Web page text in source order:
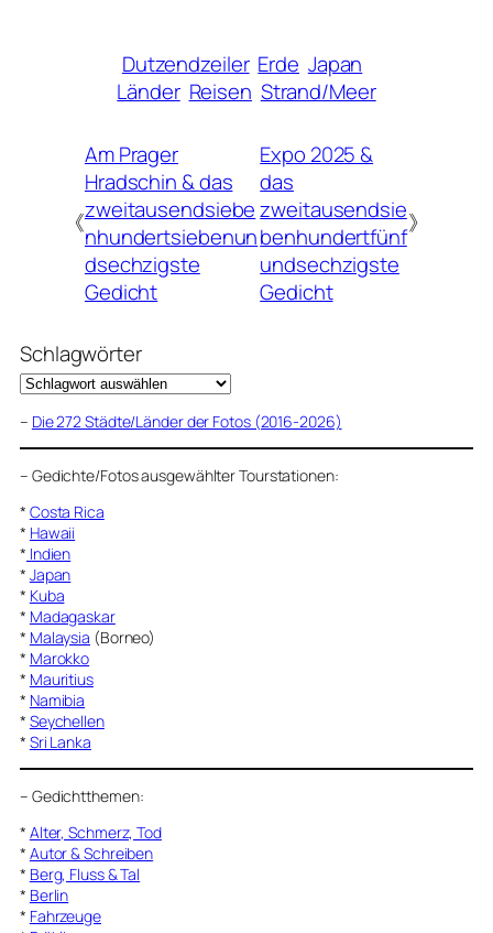
Dutzendzeiler Erde Japan
Länder Reisen Strand/Meer
《
Am Prager
Hradschin & das
zweitausendsiebe
nhundertsiebenun
dsechzigste
Gedicht
Expo 2025 &
das
zweitausendsie
benhundertfünf
undsechzigste
Gedicht
》
Schlagwörter
– Die 272 Städte/Länder der Fotos (2016-2026)
– Gedichte/Fotos ausgewählter Tourstationen:
* Costa Rica
* Hawaii
* Indien
* Japan
* Kuba
* Madagaskar
* Malaysia (Borneo)
* Marokko
* Mauritius
* Namibia
* Seychellen
* Sri Lanka
– Gedichtthemen:
* Alter, Schmerz, Tod
* Autor & Schreiben
* Berg, Fluss & Tal
* Berlin
* Fahrzeuge